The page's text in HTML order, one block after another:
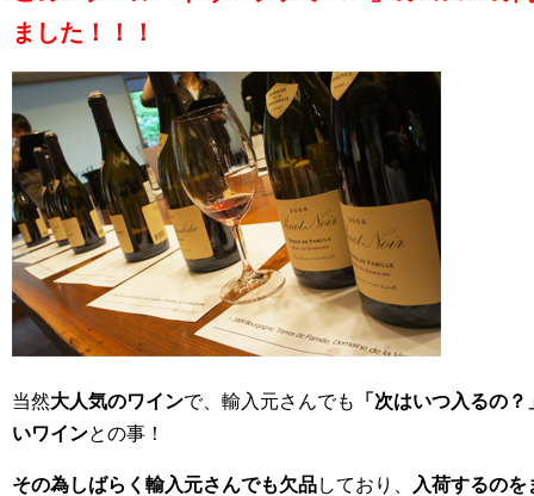
ました！！！
当然大人気のワインで、輸入元さんでも
「次はいつ入るの
いワインとの事！
その為しばらく輸入元さんでも欠品しており、
入荷するの